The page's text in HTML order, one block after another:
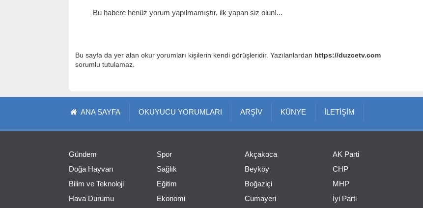
Bu habere henüz yorum yapılmamıştır, ilk yapan siz olun!...
Bu sayfa da yer alan okur yorumları kişilerin kendi görüşleridir. Yazılanlardan https://duzcetv.com
sorumlu tutulamaz.
ANA SAYFA OKUYUCU YORUMLARI ARŞİV KÜNYE İLETİŞİM
Gündem
Doğa Hayvan
Bilim ve Teknoloji
Hava Durumu
Spor
Sağlık
Eğitim
Ekonomi
Akçakoca
Beyköy
Boğaziçi
Cumayeri
AK Parti
CHP
MHP
İyi Parti